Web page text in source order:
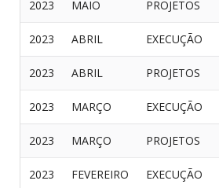
2023 MAIO PROJETOS
2023 ABRIL EXECUÇÃO
2023 ABRIL PROJETOS
2023 MARÇO EXECUÇÃO
2023 MARÇO PROJETOS
2023 FEVEREIRO EXECUÇÃO